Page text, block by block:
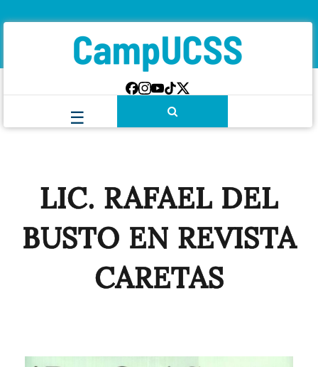
LIC. RAFAEL DEL
BUSTO EN REVISTA
CARETAS